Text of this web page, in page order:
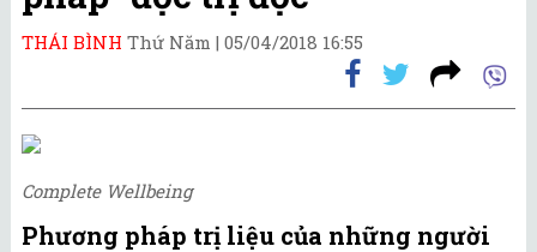
THÁI BÌNH Thứ Năm | 05/04/2018 16:55
Complete Wellbeing
Phương pháp trị liệu của những người